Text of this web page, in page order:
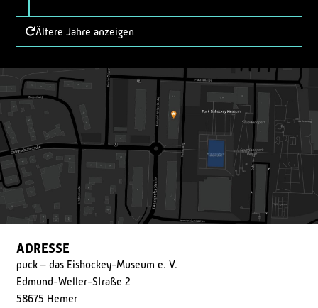
Ältere Jahre anzeigen
ADRESSE
puck – das Eishockey-Museum e. V.
Edmund-Weller-Straße 2
58675 Hemer